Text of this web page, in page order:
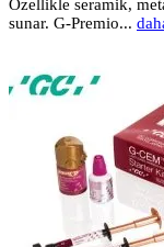
Özellikle seramik,
sunar. G-Premio...